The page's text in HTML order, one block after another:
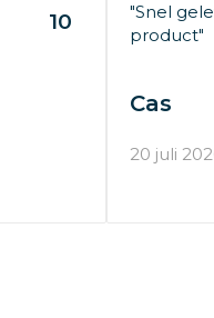
10
"Snel
product"
Cas
20 juli